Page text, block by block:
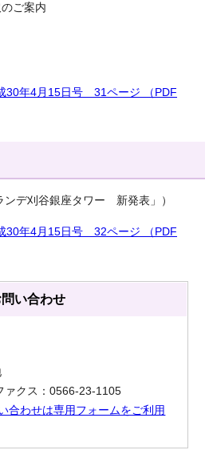
ご案内
30年4月15日号 31ページ （PDF
ンデ刈谷銀座タワー 新発表」）
30年4月15日号 32ページ （PDF
い合わせ
クス：0566-23-1105
合わせは専用フォームをご利用